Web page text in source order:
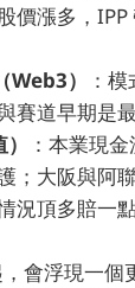
價漲多，
Web3）
：
賽道早期是
：本業現
；大阪與阿
況頂多賠一
會浮現一個